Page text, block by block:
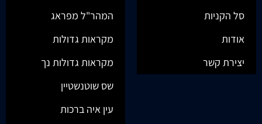
סל הקניות
אודות
יצירת קשר
המהר"ל מפראג
מקראות גדולות
מקראות גדולות נך
שס שוטנשטיין
עין איה ברכות